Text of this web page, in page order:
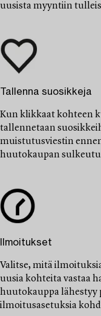
uusista myyntiin
Tallenna suosikkeja
Kun klikkaat kohteen
tallennetaan
muistutusviestin
huutokaupan
Ilmoitukset
Valitse, mitä
uusia kohteita vastaa
huutokauppa lähestyy
ilmoitusasetuksia